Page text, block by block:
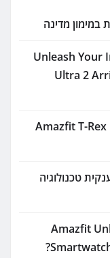
מדינה
Unleash Your
Ultra 2
Amazfit T-
טכנולוגיה
Amazfit